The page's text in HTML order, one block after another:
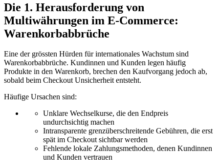
Die 1. Herausforderung von
Multiwährungen im E-Commerce:
Warenkorbabbrüche
Eine der grössten Hürden für internationales Wachstum sind
Warenkorbabbrüche. Kundinnen und Kunden legen häufig
Produkte in den Warenkorb, brechen den Kaufvorgang jedoch ab,
sobald beim Checkout Unsicherheit entsteht.
Häufige Ursachen sind:
Unklare Wechselkurse, die den Endpreis
undurchsichtig machen
Intransparente grenzüberschreitende Gebühren, die erst
spät im Checkout sichtbar werden
Fehlende lokale Zahlungsmethoden, denen Kundinnen
und Kunden vertrauen